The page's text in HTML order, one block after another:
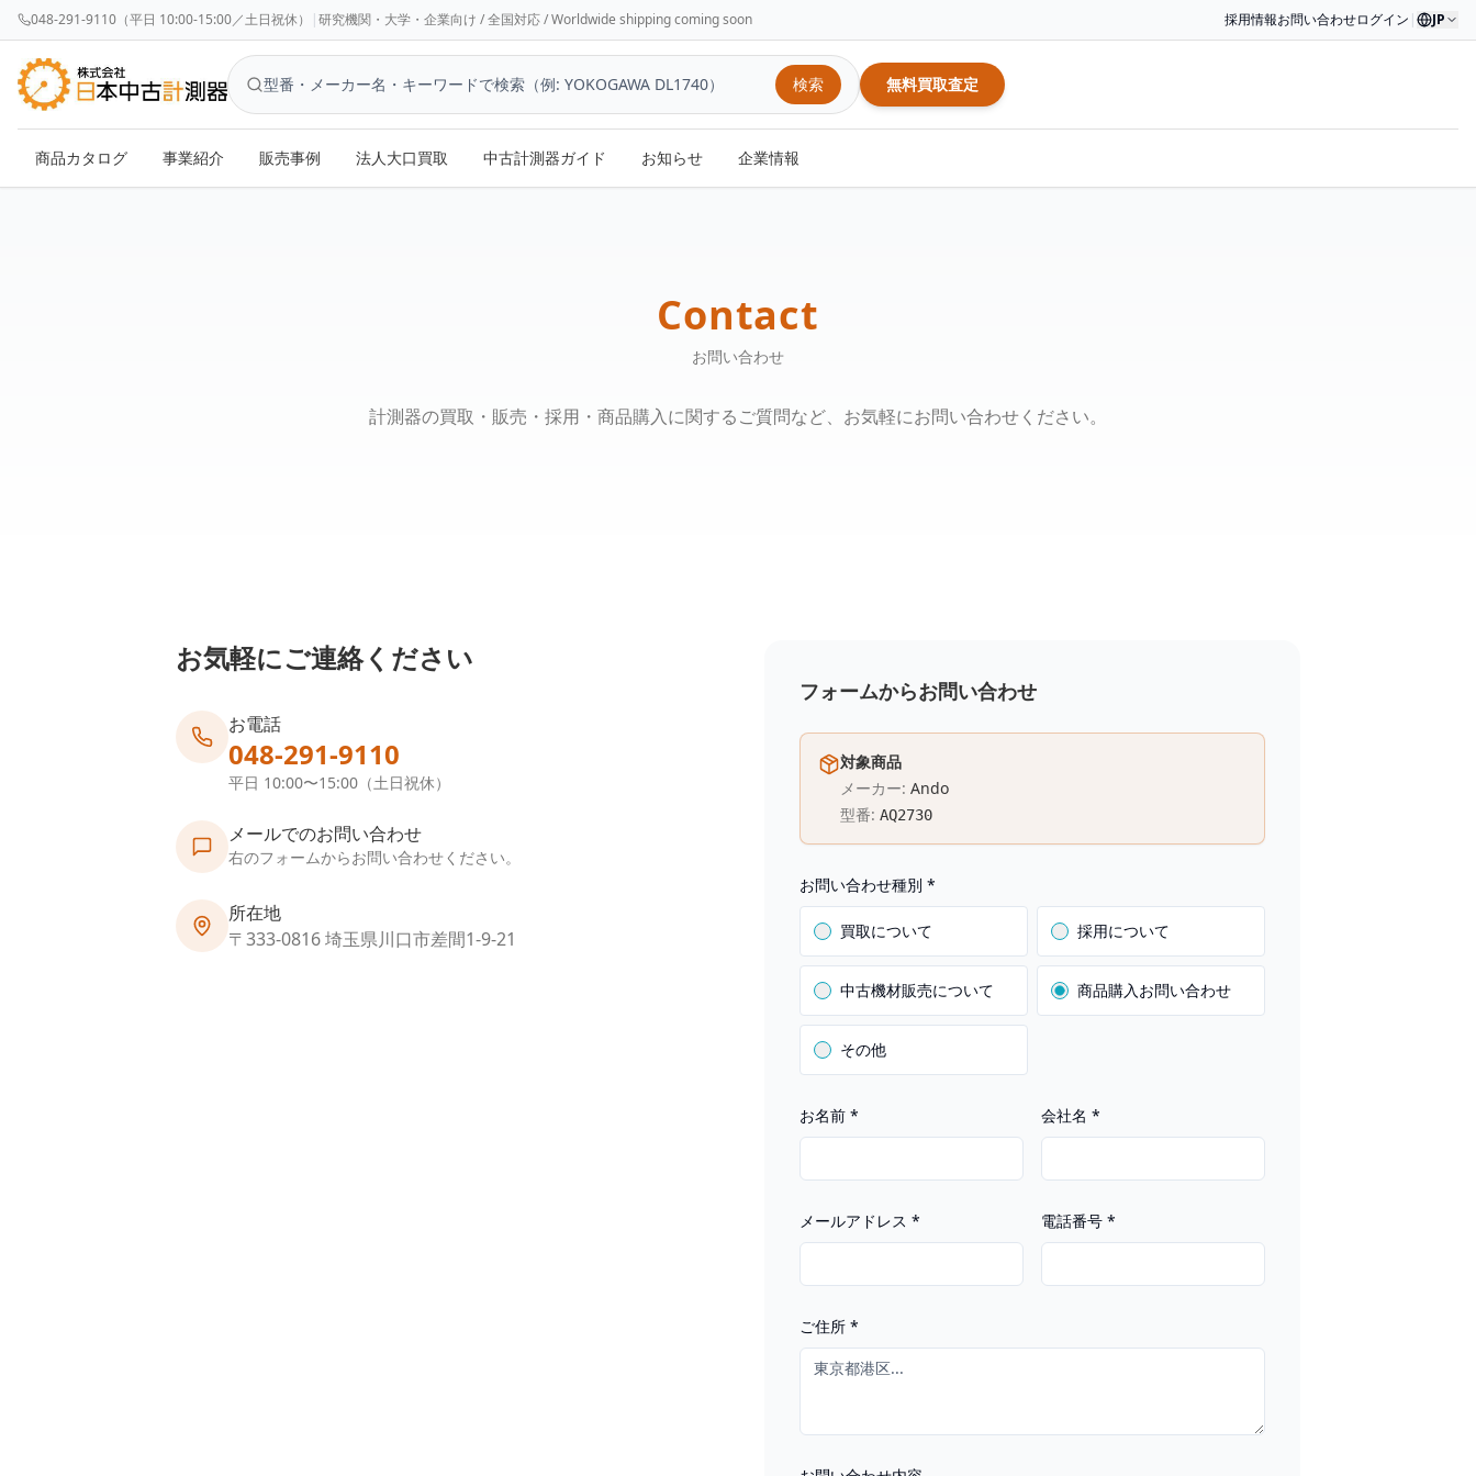
048-291-9110（平日 10:00-15:00／土日祝休） |研究機関・大学・企業向け / 全国対応 / Worldwide shipping coming soon 採用情報お問い合わせログイン | JP
検索 無料買取査定
商品カタログ 事業紹介 販売事例 法人大口買取 中古計測器ガイド お知らせ 企業情報
Contact
お問い合わせ
計測器の買取・販売・採用・商品購入に関するご質問など、お気軽にお問い合わせください。
お気軽にご連絡ください
お電話
048-291-9110
平日 10:00〜15:00（土日祝休）
メールでのお問い合わせ
右のフォームからお問い合わせください。
所在地
〒333-0816 埼玉県川口市差間1-9-21
フォームからお問い合わせ
対象商品
メーカー: Ando
型番: AQ2730
お問い合わせ種別 *
買取について 採用について
中古機材販売について 商品購入お問い合わせ
その他
お名前 * 会社名 *
メールアドレス * 電話番号 *
ご住所 *